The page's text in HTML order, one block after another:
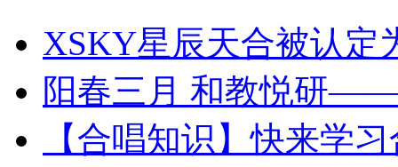
XSKY星辰天合被认定
阳春三月 和教悦研
【合唱知识】快来学